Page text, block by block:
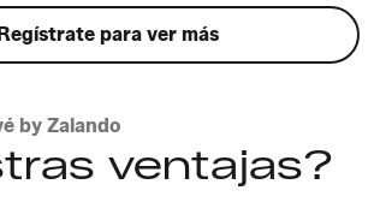
para ver más
by Zalando
ventajas?